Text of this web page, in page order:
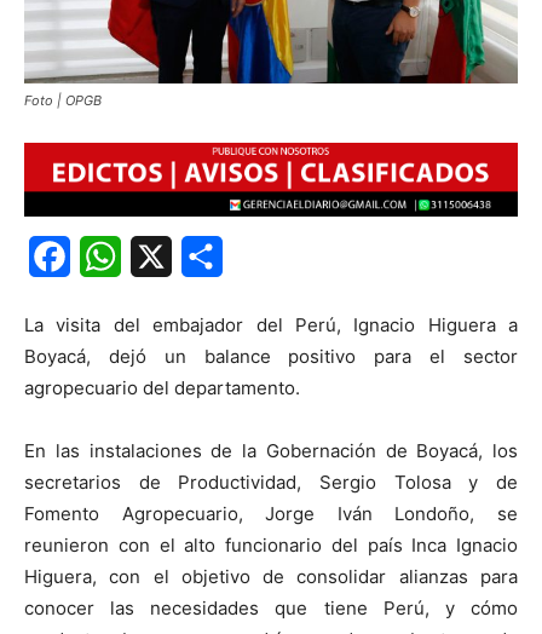
Foto | OPGB
FacebookWhatsApp
La visita del embajador del Perú, Ignacio Higuera a
Boyacá, dejó un balance positivo para el sector
agropecuario del departamento.
En las instalaciones de la Gobernación de Boyacá, los
secretarios de Productividad, Sergio Tolosa y de
Fomento Agropecuario, Jorge Iván Londoño, se
reunieron con el alto funcionario del país Inca Ignacio
Higuera, con el objetivo de consolidar alianzas para
conocer las necesidades que tiene Perú, y cómo